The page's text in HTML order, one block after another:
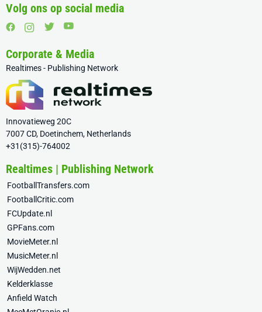
Volg ons op social media
Corporate & Media
Realtimes - Publishing Network
Innovatieweg 20C
7007 CD, Doetinchem, Netherlands
+31(315)-764002
Realtimes | Publishing Network
FootballTransfers.com
FootballCritic.com
FCUpdate.nl
GPFans.com
MovieMeter.nl
MusicMeter.nl
WijWedden.net
Kelderklasse
Anfield Watch